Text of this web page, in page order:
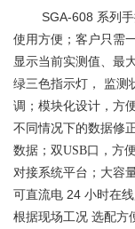
SGA-608 系列
使用方便；客户只需
显示当前实测值、最
绿三色指示灯，
监测
调；模块化设计，方
不同情况下的数据修正
数据；双USB口，方
对接系统平台；大容
可直流电 24 小时在
根据现场工况 选配方